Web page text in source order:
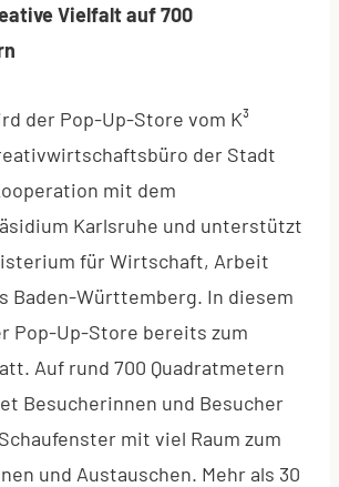
Vielfalt auf 700
der Pop-Up-Store vom K³
der Stadt
mit dem
Karlsruhe und unterstützt
für Wirtschaft, Arbeit
Baden-Württemberg. In diesem
Pop-Up-Store bereits zum
Auf rund 700 Quadratmetern
Besucherinnen und Besucher
mit viel Raum zum
und Austauschen. Mehr als 30